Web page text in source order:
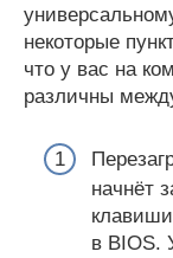
некоторые
что у вас на
различны
начнёт
в BIOS.